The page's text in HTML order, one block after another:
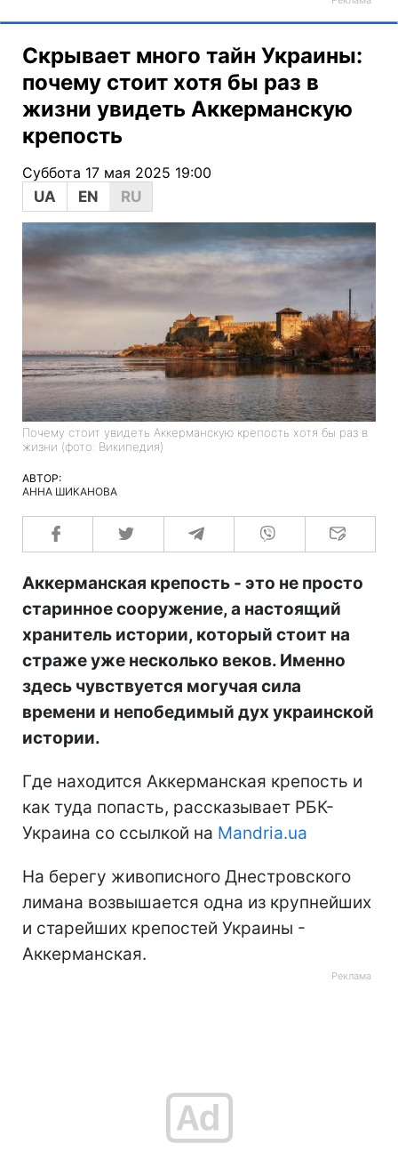
Скрывает много тайн Украины:
почему стоит хотя бы раз в
жизни увидеть Аккерманскую
крепость
Суббота 17 мая 2025 19:00
UA
EN RU
Почему стоит увидеть Аккерманскую крепость хотя бы раз в
жизни (фото: Википедия)
АВТОР:
АННА ШИКАНОВА
Аккерманская крепость - это не просто
старинное сооружение, а настоящий
хранитель истории, который стоит на
страже уже несколько веков. Именно
здесь чувствуется могучая сила
времени и непобедимый дух украинской
истории.
Где находится Аккерманская крепость и
как туда попасть, рассказывает РБК-
Украина со ссылкой на Mandria.ua
На берегу живописного Днестровского
лимана возвышается одна из крупнейших
и старейших крепостей Украины -
Аккерманская.